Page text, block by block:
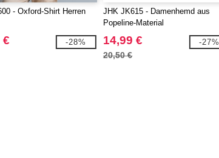
- Oxford-Shirt Herren
€ -28%
JHK JK615 - Damenhemd aus
Popeline-Material
14,99 €
20,50 €
-27%